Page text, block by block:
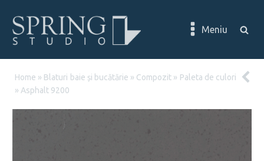
Meniu
Home » Blaturi baie și bucătărie » Compozit » Paleta de culori
» Asphalt 9200